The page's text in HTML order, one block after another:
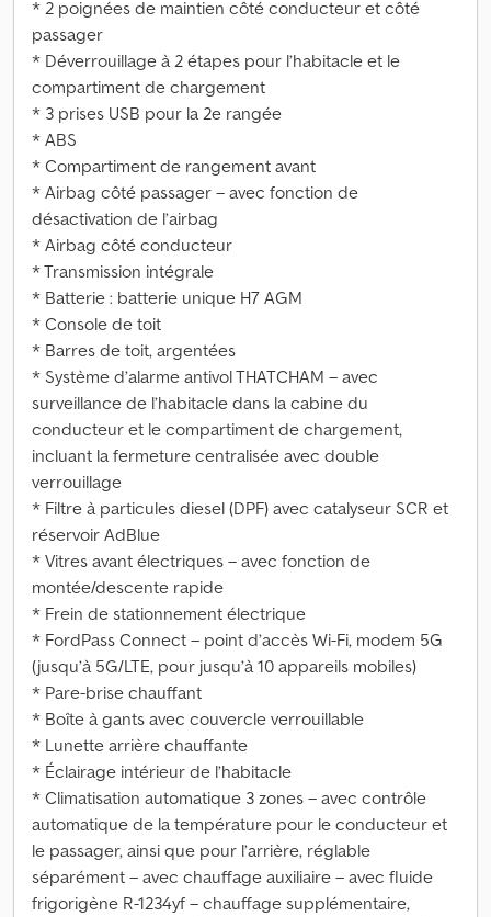
* 2 poignées de maintien côté conducteur et côté
passager
* Déverrouillage à 2 étapes pour l’habitacle et le
compartiment de chargement
* 3 prises USB pour la 2e rangée
* ABS
* Compartiment de rangement avant
* Airbag côté passager – avec fonction de
désactivation de l’airbag
* Airbag côté conducteur
* Transmission intégrale
* Batterie : batterie unique H7 AGM
* Console de toit
* Barres de toit, argentées
* Système d’alarme antivol THATCHAM – avec
surveillance de l’habitacle dans la cabine du
conducteur et le compartiment de chargement,
incluant la fermeture centralisée avec double
verrouillage
* Filtre à particules diesel (DPF) avec catalyseur SCR et
réservoir AdBlue
* Vitres avant électriques – avec fonction de
montée/descente rapide
* Frein de stationnement électrique
* FordPass Connect – point d’accès Wi-Fi, modem 5G
(jusqu’à 5G/LTE, pour jusqu’à 10 appareils mobiles)
* Pare-brise chauffant
* Boîte à gants avec couvercle verrouillable
* Lunette arrière chauffante
* Éclairage intérieur de l’habitacle
* Climatisation automatique 3 zones – avec contrôle
automatique de la température pour le conducteur et
le passager, ainsi que pour l’arrière, réglable
séparément – avec chauffage auxiliaire – avec fluide
frigorigène R-1234yf – chauffage supplémentaire,